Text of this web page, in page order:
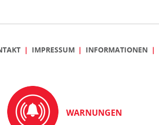
IMPRESSUM INFORMATIONEN
WARNUNGEN